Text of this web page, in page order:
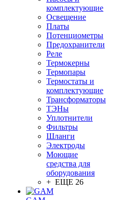
комплектующие
Освещение
Платы
Потенциометры
Предохранители
Реле
Термокерны
Термопары
Термостаты и
комплектующие
Трансформаторы
ТЭНы
Уплотнители
Фильтры
Шланги
Электроды
Моющие
средства для
оборудования
+ ЕЩЕ 26